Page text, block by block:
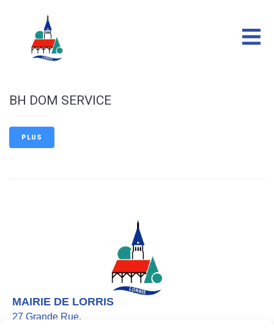
BH DOM SERVICE
PLUS
MAIRIE DE LORRIS
27 Grande Rue,